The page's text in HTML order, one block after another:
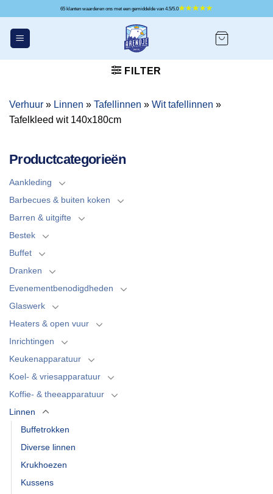
inhoud
65 klanten waarderen ons met een gemiddelde van 4.5/5.0
FILTER
Verhuur » Linnen » Tafellinnen » Wit tafellinnen »
Tafelkleed wit 140x180cm
Productcategorieën
Aankleding
Barbecues & buiten koken
Barren & uitgifte
Bestek
Buffet
Dranken
Evenementbenodigdheden
Glaswerk
Heaters & open vuur
Inrichtingen
Keukenapparatuur
Koel- & vriesapparatuur
Koffie- & theeapparatuur
Linnen
Buffetrokken
Diverse linnen
Krukhoezen
Kussens